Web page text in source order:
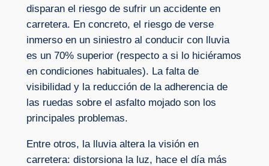
disparan el riesgo de sufrir un accidente en
carretera. En concreto, el riesgo de verse
inmerso en un siniestro al conducir con lluvia
es un 70% superior (respecto a si lo hiciéramos
en condiciones habituales). La falta de
visibilidad y la reducción de la adherencia de
las ruedas sobre el asfalto mojado son los
principales problemas.
Entre otros, la lluvia altera la visión en
carretera: distorsiona la luz, hace el día más